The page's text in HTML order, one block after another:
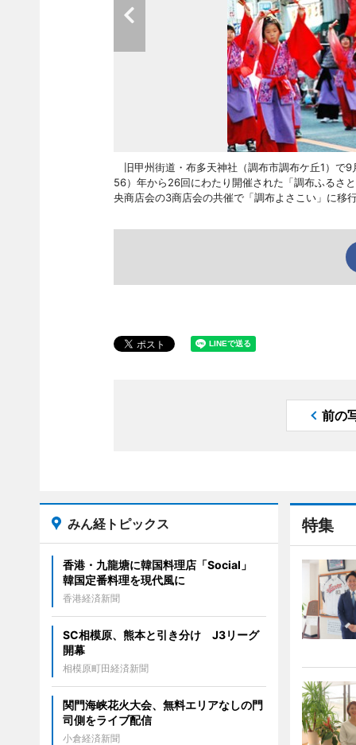
旧甲州街道・布多天神社（調布市調布ケ丘1）
56）年から26回にわたり開催された「調布ふるさ
央商店会の3商店会の共催で「調布よさこい」に移
前の
特集
みん経トピックス
香港・九龍塘に韓国料理店「Social」
韓国定番料理を現代風に
香港経済新聞
SC相模原、熊本と引き分け J3リーグ
開幕
相模原町田経済新聞
関門海峡花火大会、無料エリアなしの門
司側をライブ配信
小倉経済新聞